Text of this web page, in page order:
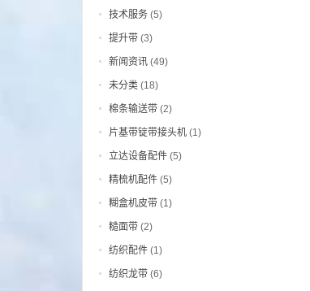
技术服务 (5)
提升带 (3)
新闻资讯 (49)
未分类 (18)
棉条输送带 (2)
片基带锭带接头机 (1)
立达设备配件 (5)
精梳机配件 (5)
糊盒机皮带 (1)
糙面带 (2)
纺织配件 (1)
纺织龙带 (6)